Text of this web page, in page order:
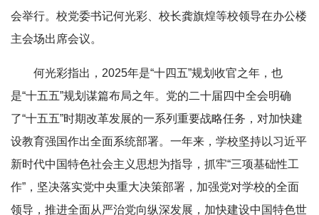
会举行。校党委书记何光彩、校长龚旗煌等校领导在办公楼
主会场出席会议。
何光彩指出，2025年是“十四五”规划收官之年，也
是“十五五”规划谋篇布局之年。党的二十届四中全会明确
了“十五五”时期改革发展的一系列重要战略任务，对加快建
设教育强国作出全面系统部署。一年来，学校坚持以习近平
新时代中国特色社会主义思想为指导，抓牢“三项基础性工
作”，坚决落实党中央重大决策部署，加强党对学校的全面
领导，推进全面从严治党向纵深发展，加快建设中国特色世